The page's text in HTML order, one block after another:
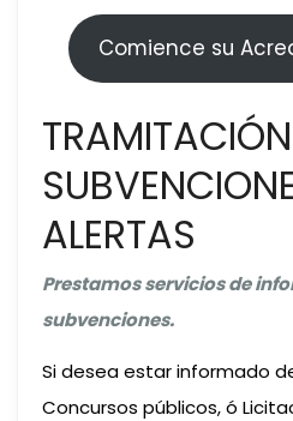
Comience su
ALERTAS
Prestamos servicios de
subvenciones.
Si desea estar informado
Concursos públicos, ó